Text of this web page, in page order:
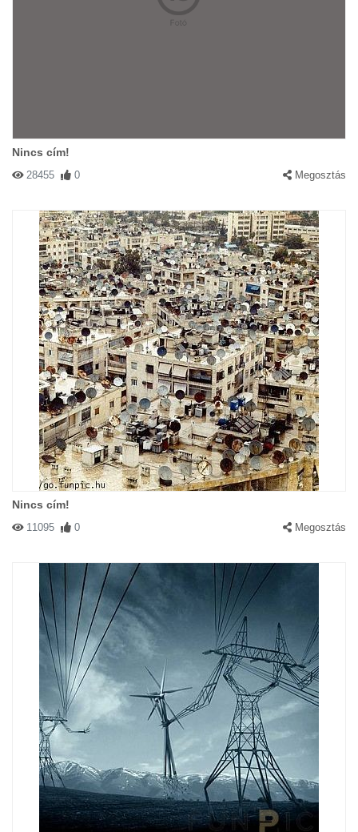
Nincs cím!
28455 0 Megosztás
Nincs cím!
11095 0 Megosztás